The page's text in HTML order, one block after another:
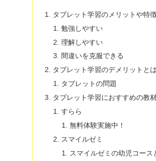
タブレット学習のメリットや特
勉強しやすい
理解しやすい
間違いを克服できる
タブレット学習のデメリットとは
タブレットの問題
タブレット学習におすすめの教
すらら
無料体験実施中！
スマイルゼミ
スマイルゼミの幼児コース